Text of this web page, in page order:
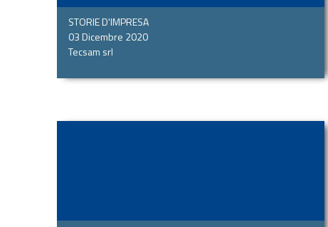
STORIE D'IMPRESA
03 Dicembre 2020
Tecsam srl